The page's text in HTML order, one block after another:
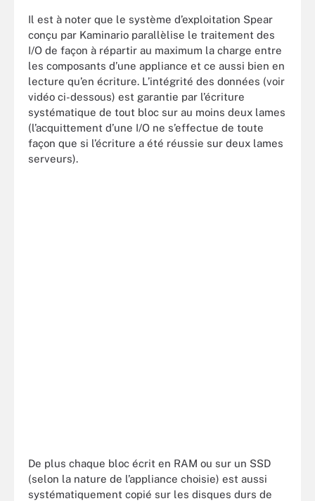
Il est à noter que le système d’exploitation Spear
conçu par Kaminario parallèlise le traitement des
I/O de façon à répartir au maximum la charge entre
les composants d’une appliance et ce aussi bien en
lecture qu’en écriture. L’intégrité des données (voir
vidéo ci-dessous) est garantie par l’écriture
systématique de tout bloc sur au moins deux lames
(l’acquittement d’une I/O ne s’effectue de toute
façon que si l’écriture a été réussie sur deux lames
serveurs).
De plus chaque bloc écrit en RAM ou sur un SSD
(selon la nature de l’appliance choisie) est aussi
systématiquement copié sur les disques durs de